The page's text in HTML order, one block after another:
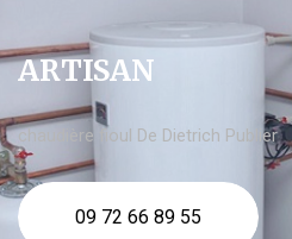
ARTISAN
chaudière fioul De Dietrich Publier
09 72 66 89 55